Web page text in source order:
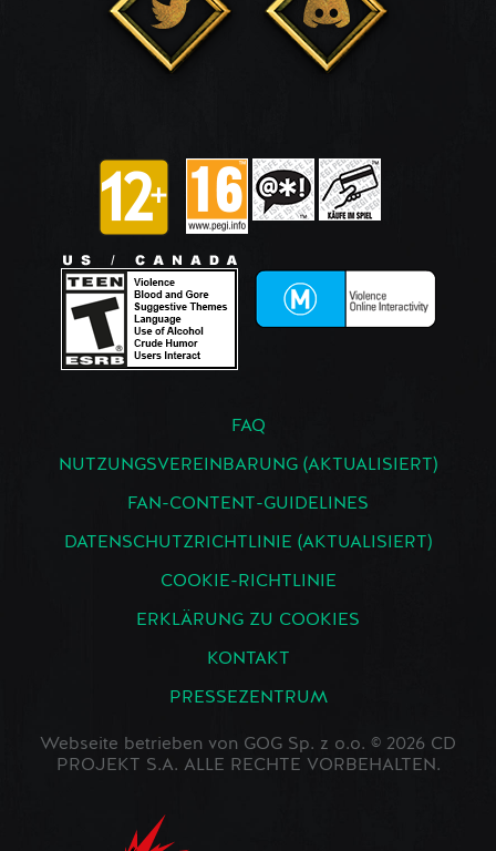
FAQ
NUTZUNGSVEREINBARUNG (AKTUALISIERT)
FAN-CONTENT-GUIDELINES
DATENSCHUTZRICHTLINIE (AKTUALISIERT)
COOKIE-RICHTLINIE
ERKLÄRUNG ZU COOKIES
KONTAKT
PRESSEZENTRUM
Webseite betrieben von GOG Sp. z o.o. © 2026 CD
PROJEKT S.A. ALLE RECHTE VORBEHALTEN.